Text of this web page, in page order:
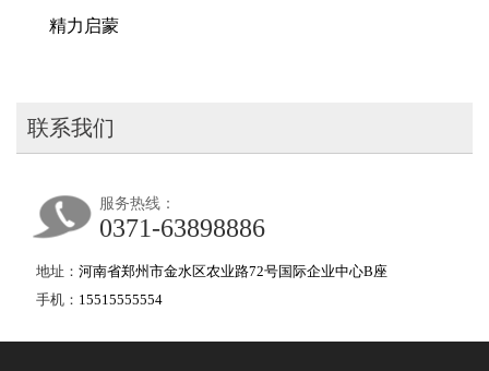
精力启蒙
联系我们
服务热线：
0371-63898886
地址： 河南省郑州市金水区农业路72号国际企业中心B座
手机： 15515555554